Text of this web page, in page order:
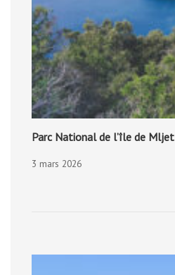
Parc National de l’île de Mljet
3 mars 2026